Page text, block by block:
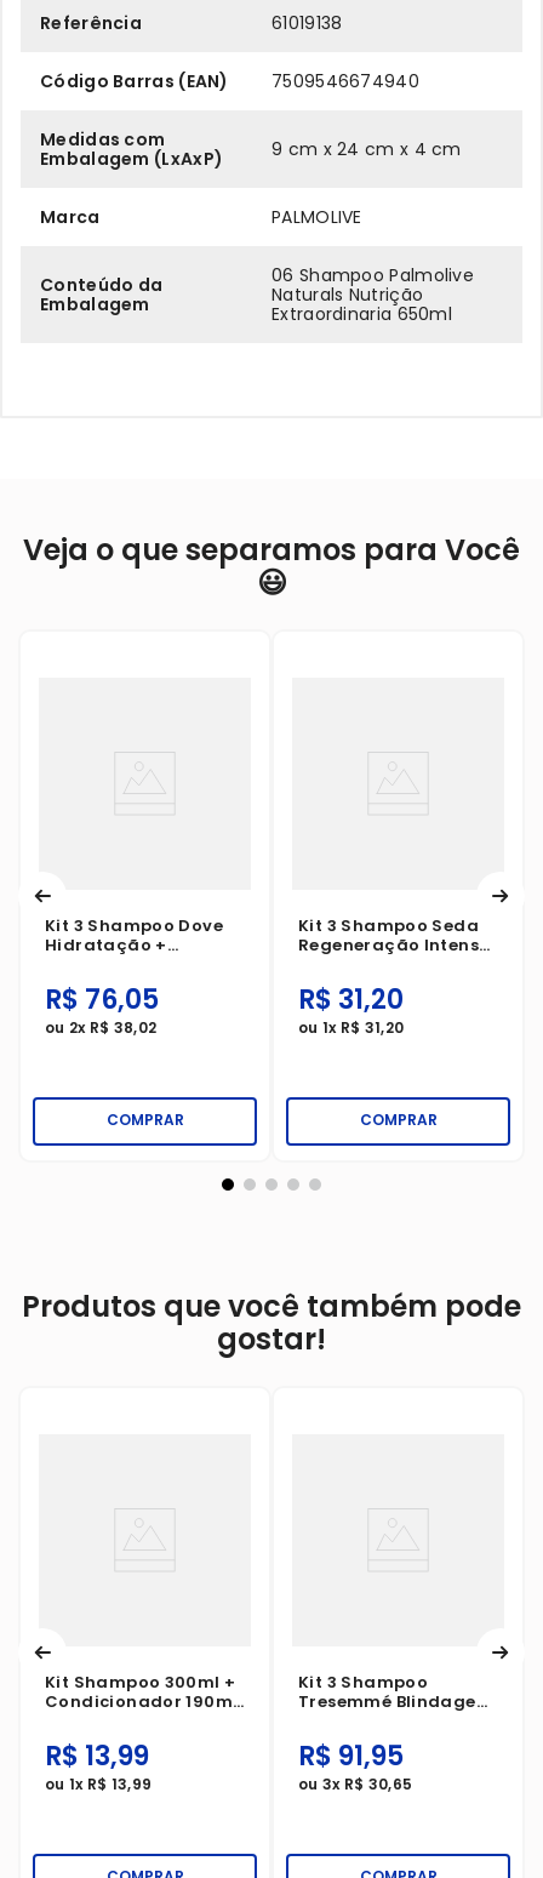
Referência 61019138
Código Barras (EAN) 7509546674940
Medidas com
Embalagem (LxAxP)
9 cm x 24 cm x 4 cm
Marca PALMOLIVE
Conteúdo da
Embalagem
06 Shampoo Palmolive
Naturals Nutrição
Extraordinaria 650ml
Veja o que separamos para Você
😃
Kit 3 Shampoo Dove
Hidratação +
R$ 76,05
ou 2x R$ 38,02
COMPRAR
Kit 3 Shampoo Seda
Regeneração Intensa
Vitamina C Complex
300ml
R$ 31,20
ou 1x R$ 31,20
COMPRAR
Produtos que você também pode
gostar!
Kit Shampoo 300ml +
Condicionador 190ml
Definidos
R$ 13,99
ou 1x R$ 13,99
Kit 3 Shampoo
Tresemmé Blindagem
R$ 91,95
ou 3x R$ 30,65